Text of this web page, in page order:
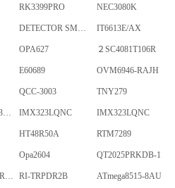
RK3399PRO NEC3080K
DETECTOR SMD,HT7024A-1,3%,SOT-89 IT6613E/AX
OPA627 ２SC4081T106R
E60689 OVM6946-RAJH
QCC-3003 TNY279
1SM21BHU2F53E2VGNE IMX323LQNC IMX323LQNC
HT48R50A RTM7289
Opa2604 QT2025PRKDB-1
251M1602474MR09M RI-TRPDR2B ATmega8515-8AU